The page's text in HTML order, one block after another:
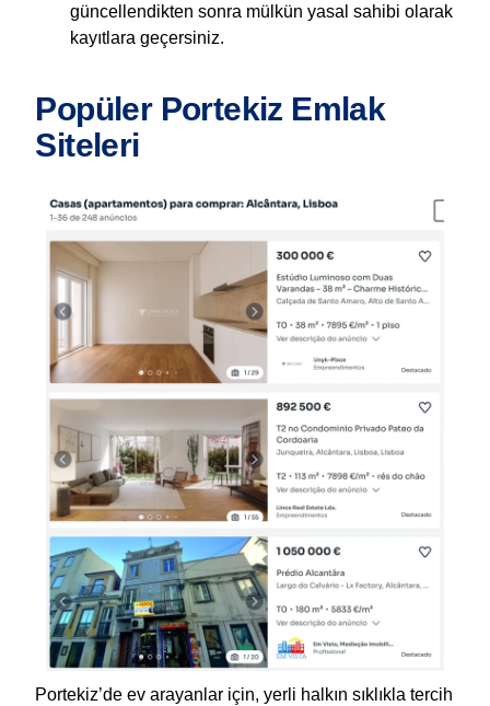
güncellendikten sonra mülkün yasal sahibi olarak
kayıtlara geçersiniz.
Popüler Portekiz Emlak
Siteleri
Portekiz’de ev arayanlar için, yerli halkın sıklıkla tercih